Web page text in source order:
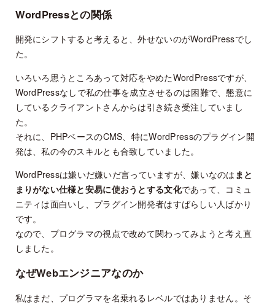
WordPressとの関係
開発にシフトすると考えると、外せないのがWordPressでし
た。
いろいろ思うところあって対応をやめたWordPressですが、
WordPressなしで私の仕事を成立させるのは困難で、懇意に
しているクライアントさんからは引き続き受注していまし
た。
それに、PHPベースのCMS、特にWordPressのプラグイン開
発は、私の今のスキルとも合致していました。
WordPressは嫌いだ嫌いだ言っていますが、嫌いなのは まと
まりがない仕様と安易に使おうとする文化であって、コミュ
ニティは面白いし、プラグイン開発者はすばらしい人ばかり
です。
なので、プログラマの視点で改めて関わってみようと考え直
しました。
なぜWebエンジニアなのか
私はまだ、プログラマを名乗れるレベルではありません。そ